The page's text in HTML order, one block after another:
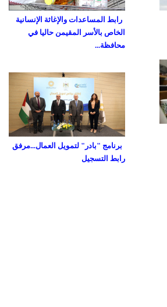
رابط المساعدات والإغاثة الإنسانية
الخاص بالأسر المقيمن حاليا في
محافظة...
برنامج "بادر" لتمويل العمال...مرفق
رابط التسجيل